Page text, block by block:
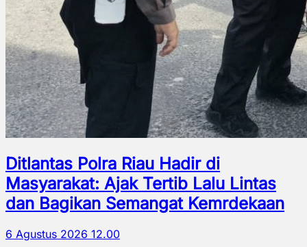
Ditlantas Polra Riau Hadir di
Masyarakat: Ajak Tertib Lalu Lintas
dan Bagikan Semangat Kemrdekaan
6 Agustus 2026 12.00